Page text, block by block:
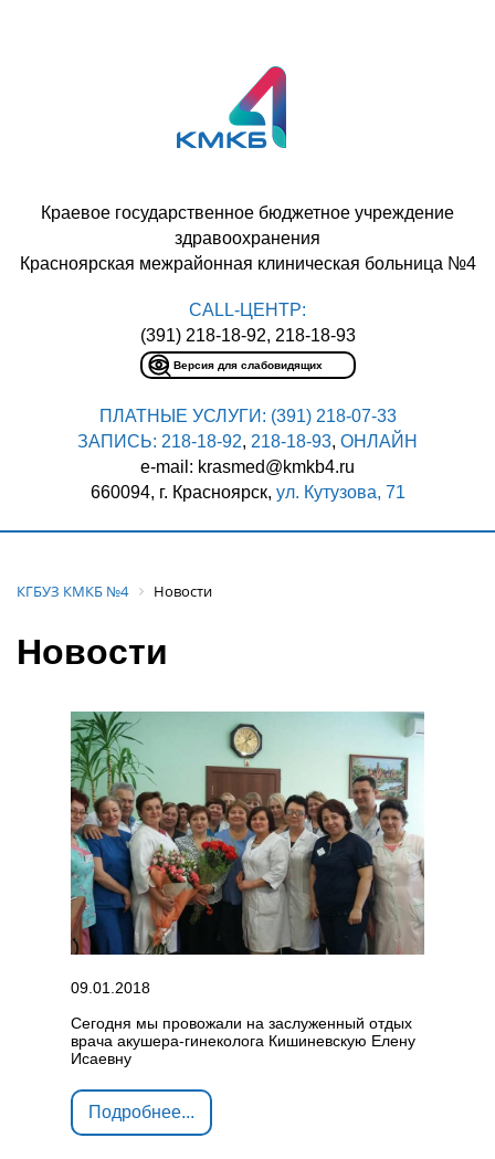
CALL-ЦЕНТР:
(391) 218-18-92, 218-18-93
Версия для слабовидящих
Краевое государственное бюджетное учреждение
здравоохранения
Красноярская межрайонная клиническая больница №4
ПЛАТНЫЕ УСЛУГИ: (391) 218-07-33
ЗАПИСЬ: 218-18-92, 218-18-93, ОНЛАЙН
e-mail: krasmed@kmkb4.ru
660094, г. Красноярск, ул. Кутузова, 71
КГБУЗ КМКБ №4 Новости
Новости
09.01.2018
Сегодня мы провожали на заслуженный отдых
врача акушера-гинеколога Кишиневскую Елену
Исаевну
Подробнее...